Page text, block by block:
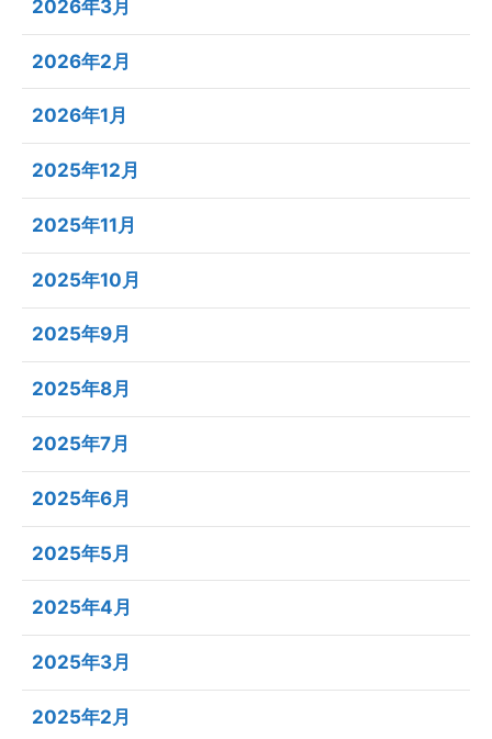
2026年3月
2026年2月
2026年1月
2025年12月
2025年11月
2025年10月
2025年9月
2025年8月
2025年7月
2025年6月
2025年5月
2025年4月
2025年3月
2025年2月